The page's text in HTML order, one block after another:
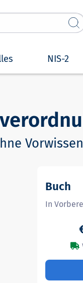
NIS-2
Vorwissen
Buch
In